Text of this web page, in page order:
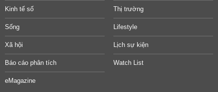
Kinh tế số Thị trường
Sống Lifestyle
Xã hội Lịch sự kiện
Báo cáo phân tích Watch List
eMagazine